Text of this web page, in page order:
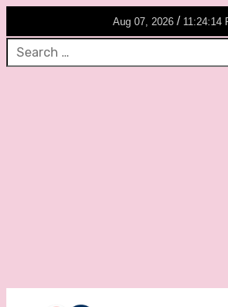
Aug 07, 2026 / 11:24:14